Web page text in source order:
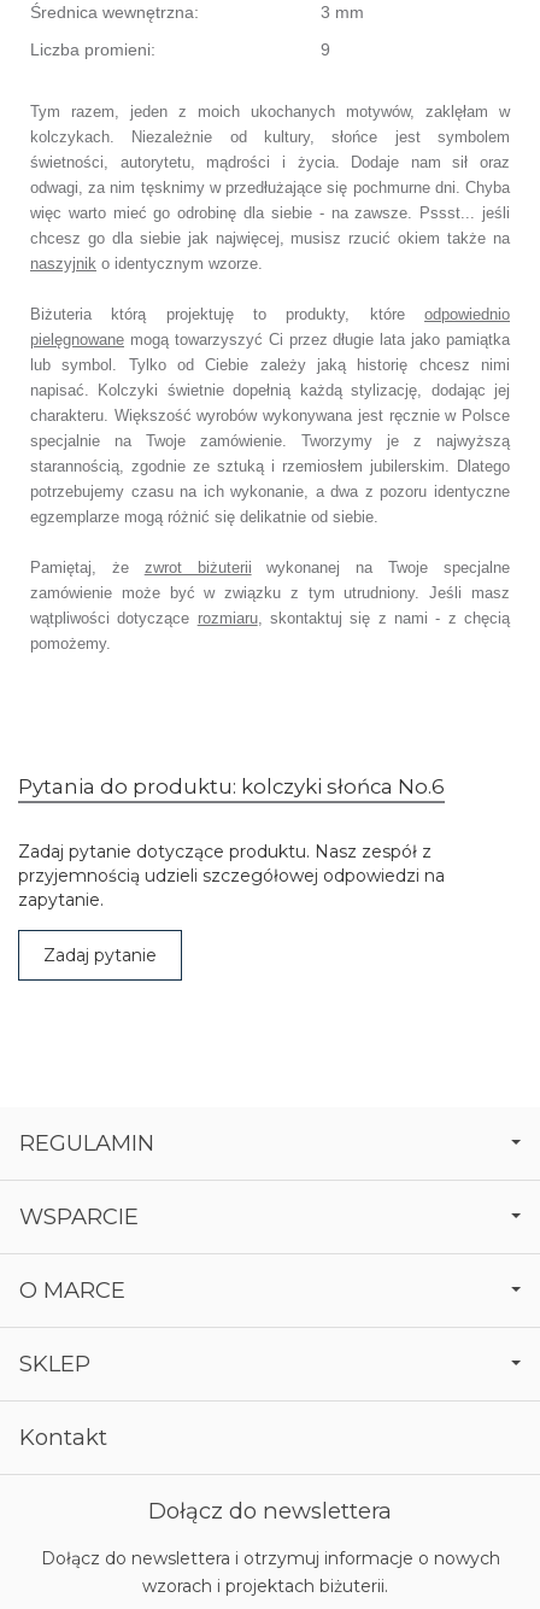
Średnica wewnętrzna:
3 mm
Liczba promieni:
9
Tym razem, jeden z moich ukochanych motywów, zaklęłam w
kolczykach. Niezależnie od kultury, słońce jest symbolem
świetności, autorytetu, mądrości i życia. Dodaje nam sił oraz
odwagi, za nim tęsknimy w przedłużające się pochmurne dni. Chyba
więc warto mieć go odrobinę dla siebie - na zawsze. Pssst... jeśli
chcesz go dla siebie jak najwięcej, musisz rzucić okiem także na
naszyjnik o identycznym wzorze.
Biżuteria którą projektuję to produkty, które odpowiednio
pielęgnowane mogą towarzyszyć Ci przez długie lata jako pamiątka
lub symbol. Tylko od Ciebie zależy jaką historię chcesz nimi
napisać.
Kolczyki świetnie dopełnią każdą stylizację, dodając jej
charakteru. Większość wyrobów wykonywana jest ręcznie w Polsce
specjalnie na Twoje zamówienie. Tworzymy je z najwyższą
starannością, zgodnie ze sztuką i rzemiosłem jubilerskim. Dlatego
potrzebujemy czasu na ich wykonanie, a dwa z pozoru identyczne
egzemplarze mogą różnić się delikatnie od siebie.
Pamiętaj, że zwrot biżuterii wykonanej na Twoje specjalne
zamówienie może być w związku z tym utrudniony. Jeśli masz
wątpliwości dotyczące rozmiaru,skontaktuj się z nami - z chęcią
pomożemy.
Pytania do produktu: kolczyki słońca No.6
Zadaj pytanie dotyczące produktu. Nasz zespół z
przyjemnością udzieli szczegółowej odpowiedzi na
zapytanie.
Zadaj pytanie
REGULAMIN
WSPARCIE
O MARCE
SKLEP
Kontakt
Dołącz do newslettera
Dołącz do newslettera i otrzymuj informacje o nowych
wzorach i projektach biżuterii.